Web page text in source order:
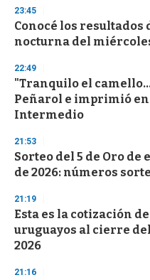
s
e
c
o
d
s
23:45
Conocé los resultados
nocturna del
22:49
"Tranquilo el
Peñarol e imprimió
Intermedio
21:53
Sorteo del 5 de Oro de
de 2026: números
21:19
Esta es la cotización
uruguayos al cierre
2026
21:16